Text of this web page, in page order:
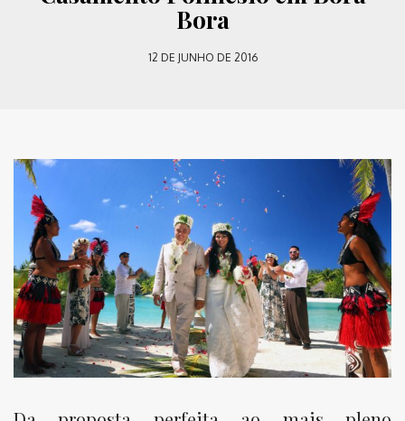
Bora
12 DE JUNHO DE 2016